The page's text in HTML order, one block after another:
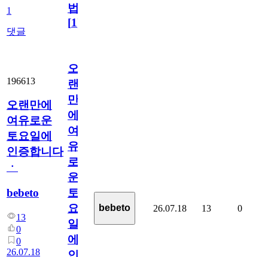
1
댓글
법
[1]
196613
오랜만에
여유로운
토요일에
인증합니다
ㆍ
bebeto
13
0
0
26.07.18
오
랜
만
에
여
유
로
운
토
요
일
에
bebeto 26.07.18 13 0